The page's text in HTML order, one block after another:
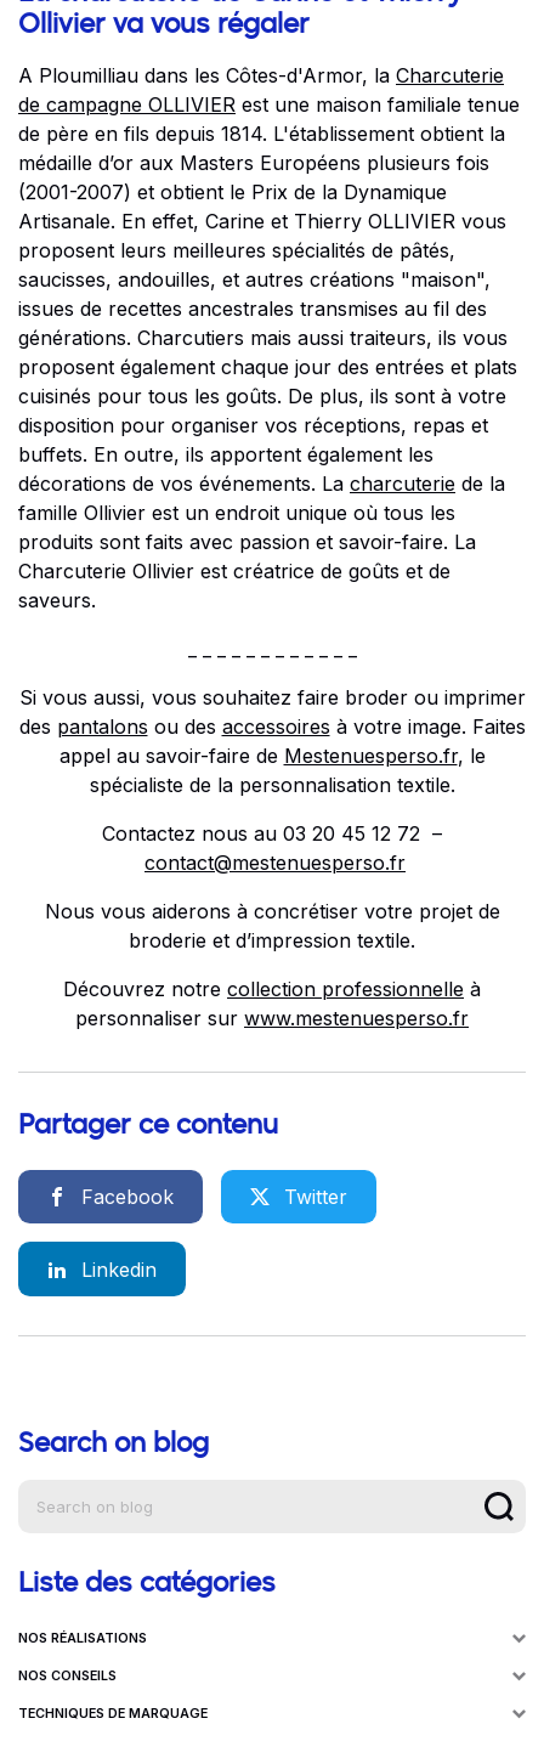
Ollivier va vous régaler
A Ploumilliau dans les Côtes-d'Armor, la Charcuterie
de campagne OLLIVIER est une maison familiale tenue
de père en fils depuis 1814. L'établissement obtient la
médaille d’or aux Masters Européens plusieurs fois
(2001-2007) et obtient le Prix de la Dynamique
Artisanale. En effet, Carine et Thierry OLLIVIER vous
proposent leurs meilleures spécialités de pâtés,
saucisses, andouilles, et autres créations "maison",
issues de recettes ancestrales transmises au fil des
générations. Charcutiers mais aussi traiteurs, ils vous
proposent également chaque jour des entrées et plats
cuisinés pour tous les goûts. De plus, ils sont à votre
disposition pour organiser vos réceptions, repas et
buffets. En outre, ils apportent également les
décorations de vos événements. La charcuterie de la
famille Ollivier est un endroit unique où tous les
produits sont faits avec passion et savoir-faire. La
Charcuterie Ollivier est créatrice de goûts et de
saveurs.
Si vous aussi, vous souhaitez faire broder ou imprimer
des pantalons ou des accessoires à votre image. Faites
appel au savoir-faire de Mestenuesperso.fr, le
spécialiste de la personnalisation textile.
Contactez nous au 03 20 45 12 72 –
contact@mestenuesperso.fr
Nous vous aiderons à concrétiser votre projet de
broderie et d’impression textile.
Découvrez notre collection professionnelle à
personnaliser sur www.mestenuesperso.fr
Partager ce contenu
Facebook Twitter
Linkedin
Aide à la navigation
Search on blog
Liste des catégories
NOS RÉALISATIONS
NOS CONSEILS
TECHNIQUES DE MARQUAGE